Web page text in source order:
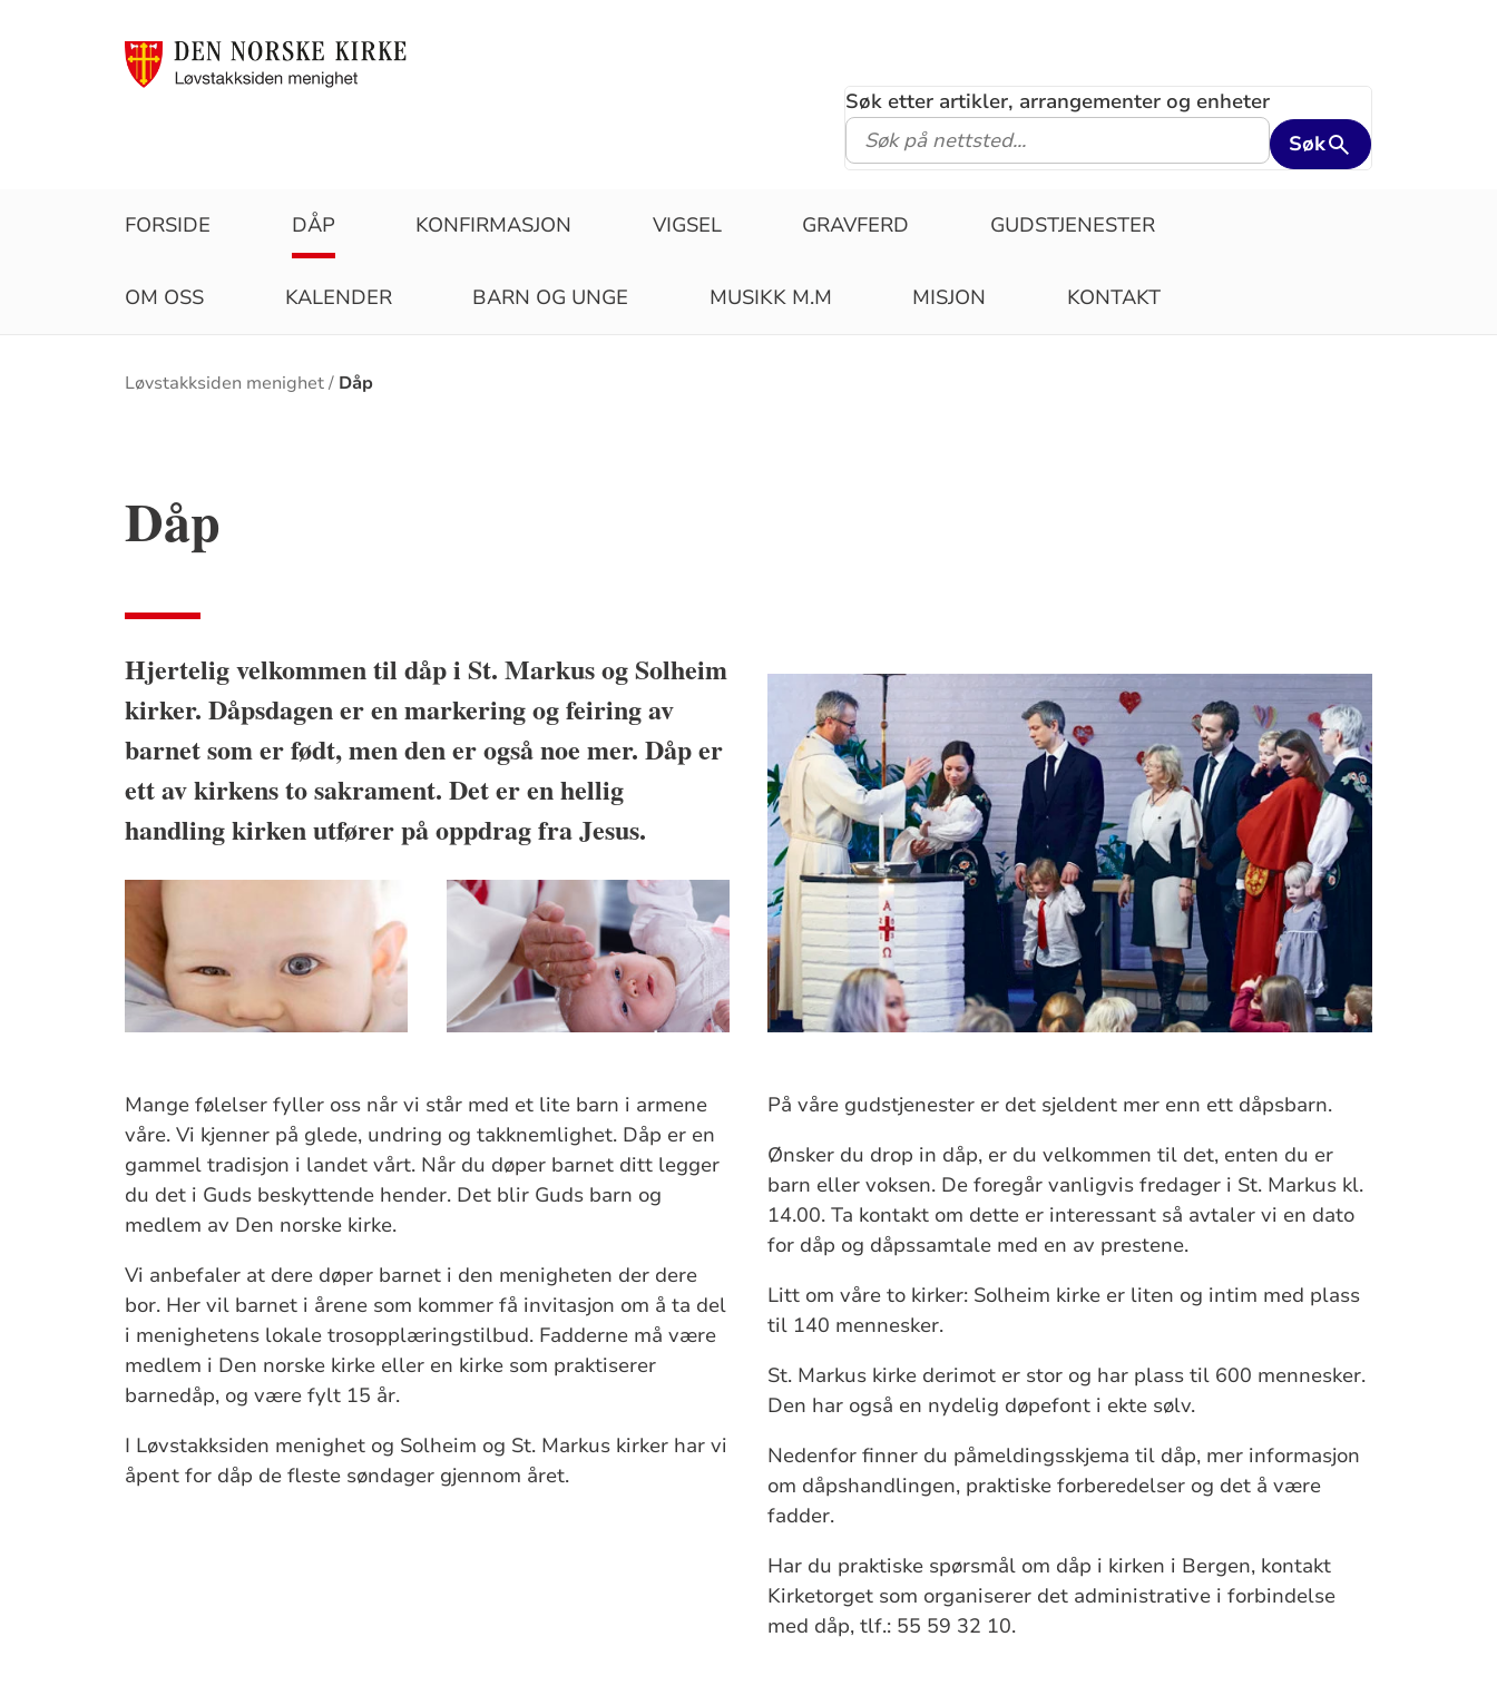
Søk etter artikler, arrangementer og enheter
Søk
FORSIDE DÅP KONFIRMASJON VIGSEL GRAVFERD GUDSTJENESTER
OM OSS KALENDER BARN OG UNGE MUSIKK M.M MISJON KONTAKT
Brødsmulesti
Løvstakksiden menighet Dåp
Dåp
Hjertelig velkommen til dåp i St. Markus og Solheim
kirker. Dåpsdagen er en markering og feiring av
barnet som er født, men den er også noe mer. Dåp er
ett av kirkens to sakrament. Det er en hellig
handling kirken utfører på oppdrag fra Jesus.
Mange følelser fyller oss når vi står med et lite barn i armene
våre. Vi kjenner på glede, undring og takknemlighet. Dåp er en
gammel tradisjon i landet vårt. Når du døper barnet ditt legger
du det i Guds beskyttende hender. Det blir Guds barn og
medlem av Den norske kirke.
Vi anbefaler at dere døper barnet i den menigheten der dere
bor. Her vil barnet i årene som kommer få invitasjon om å ta del
i menighetens lokale trosopplæringstilbud. Fadderne må være
medlem i Den norske kirke eller en kirke som praktiserer
barnedåp, og være fylt 15 år.
I Løvstakksiden menighet og Solheim og St. Markus kirker har vi
åpent for dåp de fleste søndager gjennom året.
På våre gudstjenester er det sjeldent mer enn ett dåpsbarn.
Ønsker du drop in dåp, er du velkommen til det, enten du er
barn eller voksen. De foregår vanligvis fredager i St. Markus kl.
14.00. Ta kontakt om dette er interessant så avtaler vi en dato
for dåp og dåpssamtale med en av prestene.
Litt om våre to kirker: Solheim kirke er liten og intim med plass
til 140 mennesker.
St. Markus kirke derimot er stor og har plass til 600 mennesker.
Den har også en nydelig døpefont i ekte sølv.
Nedenfor finner du påmeldingsskjema til dåp, mer informasjon
om dåpshandlingen, praktiske forberedelser og det å være
fadder.
Har du praktiske spørsmål om dåp i kirken i Bergen, kontakt
Kirketorget som organiserer det administrative i forbindelse
med dåp, tlf.: 55 59 32 10.